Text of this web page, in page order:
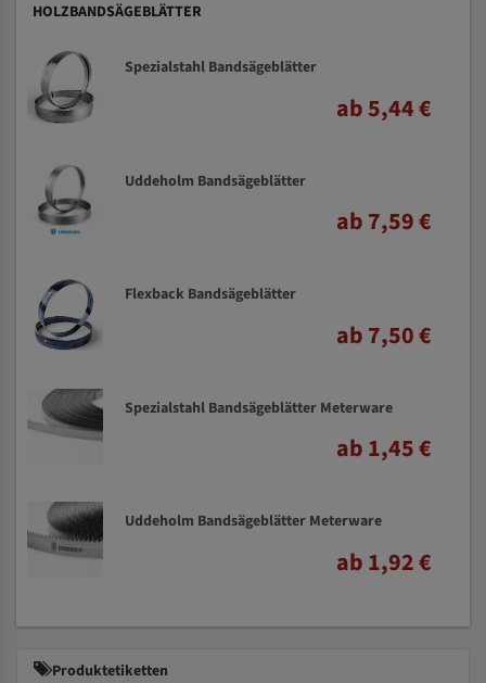
HOLZBANDSÄGEBLÄTTER
Spezialstahl Bandsägeblätter
ab 5,44 €
Uddeholm Bandsägeblätter
ab 7,59 €
Flexback Bandsägeblätter
ab 7,50 €
Spezialstahl Bandsägeblätter Meterware
ab 1,45 €
Uddeholm Bandsägeblätter Meterware
ab 1,92 €
Produktetiketten